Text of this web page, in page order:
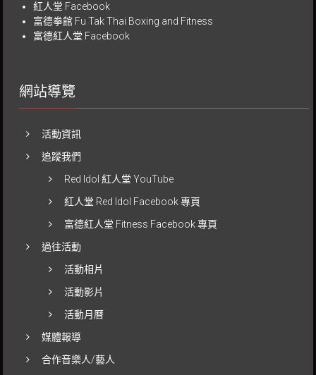
紅人堂 Facebook
富德拳館 Fu Tak Thai Boxing and Fitness
富德紅人堂 Facebook
網站導覽
活動資訊
追蹤我們
Red Idol 紅人堂 YouTube
紅人堂 Red Idol Facebook 專頁
富德紅人堂 Fitness Facebook 專頁
過往活動
活動相片
活動影片
活動月曆
媒體報導
合作音樂人/藝人